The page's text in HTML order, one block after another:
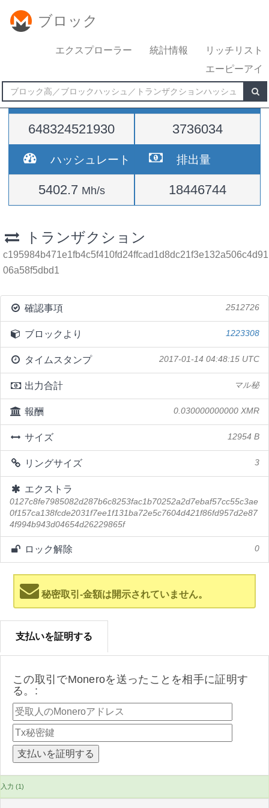
ブロック
エクスプローラー 統計情報
リッチリスト
エーピーアイ
難易度
648324521930
高さ
3736034
ハッシュレート
5402.7 Mh/s
排出量
18446744
トランザクション
c195984b471e1fb4c5f410fd24ffcad1d8dc21f3e132a506c4d91
06a58f5dbd1
確認事項 2512726
ブロックより 1223308
タイムスタンプ 2017-01-14 04:48:15 UTC
出力合計 マル秘
報酬 0.030000000000 XMR
サイズ 12954 B
リングサイズ 3
エクストラ
0127c8fe7985082d287b6c8253fac1b70252a2d7ebaf57cc55c3ae
0f157ca138fcde2031f7ee1f131ba72e5c7604d421f86fd957d2e87
4f994b943d04654d26229865f
ロック解除 0
秘密取引-金額は開示されていません。
支払いを証明する
この取引でMoneroを送ったことを相手に証明す
る。:
入力 (1)